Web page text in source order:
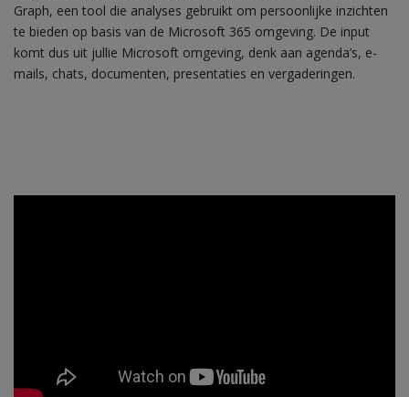
Graph, een tool die analyses gebruikt om persoonlijke inzichten
te bieden op basis van de Microsoft 365 omgeving. De input
komt dus uit jullie Microsoft omgeving, denk aan agenda’s, e-
mails, chats, documenten, presentaties en vergaderingen.